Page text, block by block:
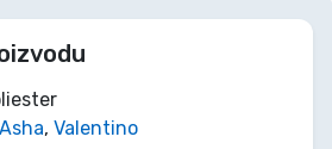
Asha, Valentino